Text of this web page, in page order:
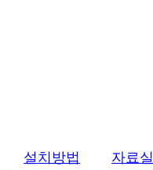
설치방법 자료실